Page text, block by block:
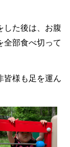
た後は、お腹
全部食べ切って
様も足を運ん